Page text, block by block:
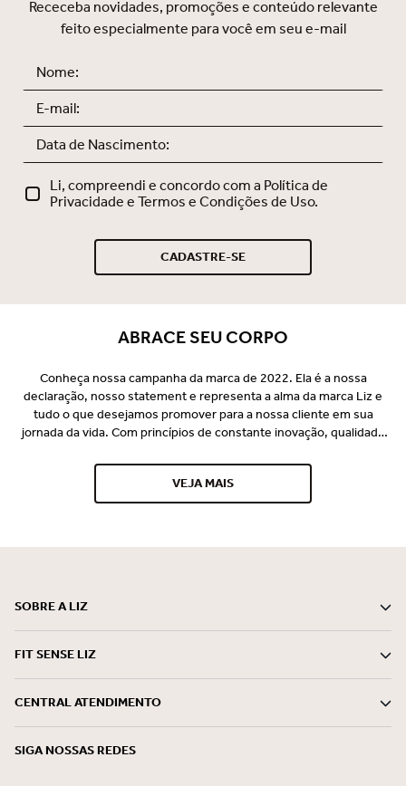
Receceba novidades, promoções e conteúdo relevante
feito especialmente para você em seu e-mail
Li, compreendi e concordo com a Política de
Privacidade e Termos e Condições de Uso.
CADASTRE-SE
ABRACE SEU CORPO
Conheça nossa campanha da marca de 2022. Ela é a nossa
declaração, nosso statement e representa a alma da marca Liz e
tudo o que desejamos promover para a nossa cliente em sua
jornada da vida. Com princípios de constante inovação, qualidade
nossa consumidora, a Liz se consagrou no mercado e é
reconhecida por seus lançamentos pioneiros e tecnológicos
desde 1997. Somos uma marca especialista em conforto, bem-
VEJA MAIS
SOBRE A LIZ
FIT SENSE LIZ
CENTRAL ATENDIMENTO
SIGA NOSSAS REDES